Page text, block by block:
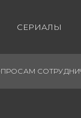
СЕРИАЛЫ